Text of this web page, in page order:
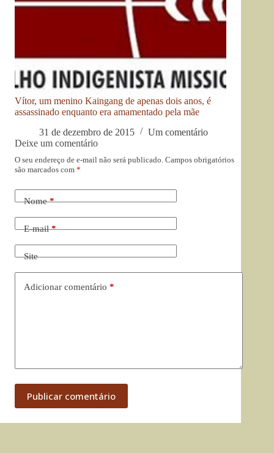
Vítor, um menino Kaingang de apenas dois anos, é
assassinado enquanto era amamentado pela mãe
31 de dezembro de 2015
Um comentário
Deixe um comentário
O seu endereço de e-mail não será publicado. Campos obrigatórios
são marcados com *
Nome*
E-mail*
Site
Adicionar comentário *
Publicar comentário